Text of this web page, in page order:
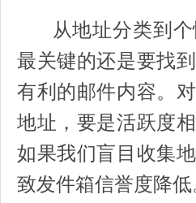
从地址分类到
最关键的还是要找
有利的邮件内容。
地址，要是活跃度
如果我们盲目收集
致发件箱信誉度降低